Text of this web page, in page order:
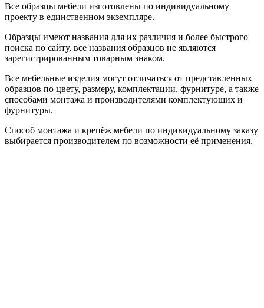
Все образцы мебели изготовлены по индивидуальному
проекту в единственном экземпляре.
Образцы имеют названия для их различия и более быстрого
поиска по сайту, все названия образцов не являются
зарегистрированным товарным знаком.
Все мебельные изделия могут отличаться от представленных
образцов по цвету, размеру, комплектации, фурнитуре, а также
способами монтажа и производителями комплектующих и
фурнитуры.
Способ монтажа и крепёж мебели по индивидуальному заказу
выбирается производителем по возможности её применения.